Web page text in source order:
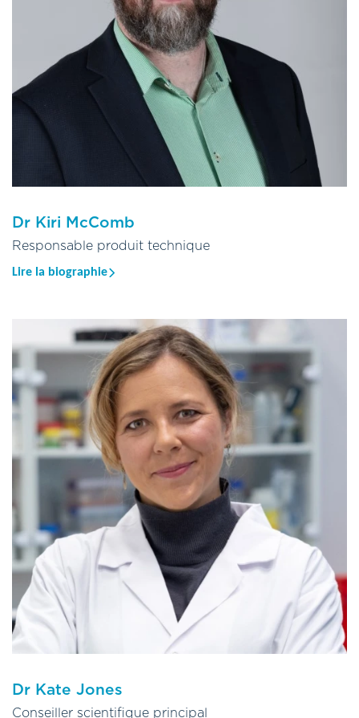
d’Auckland, en Nouvelle-Zélande, et d’un master en statistiques
appliquées de l’université d’Oxford. Elle a travaillé dans divers
secteurs, notamment l’énergie, la finance, le marketing et la
criminalistique. Avant de rejoindre Oritain, elle a passé
plusieurs années dans le milieu universitaire en tant que maître
de conférences (professeure adjointe) à l’Université de
technologie de Sydney, où elle a enseigné et encadré des
étudiants dans les domaines de la science des données et des
statistiques criminalistiques.
combinaison de connaissances académiques et d’expérience
de l’entreprise en science des données.
Dr Kiri McComb
Responsable produit technique
Le Dr Kiri McComb occupe le poste de responsable technique
doctorat en chimie, avec une spécialisation en traçabilité
chimique des aliments, à l’université d’Otago en 2011.
Depuis la fin de ses études, Kiri s’est concentré sur les
applications utilisant la chimie analytique et l’analyse statistique
des données pour l’authentification et la vérification des
produits naturels. En tant qu’expert technique dans ce domaine,
il a contribué à des projets régionaux de l’AIEA et de la FAO sur
la traçabilité alimentaire, en collaboration avec des
scientifiques du Moyen-Orient, d’Asie et du Pacifique.
Les travaux menés par Kiri dans le cadre de son doctorat ont
été réalisés en collaboration avec Oritain dès les premières
étapes de son développement, contribuant ainsi à définir les
fondements scientifiques de l’entreprise. Kiri a officiellement
rejoint Oritain en 2013, où il a continué à développer des
systèmes de vérification de l’origine et où il est actuellement
responsable du pôle Produits techniques.
Lire la biographie
Dr Kate Jones
Conseiller scientifique principal